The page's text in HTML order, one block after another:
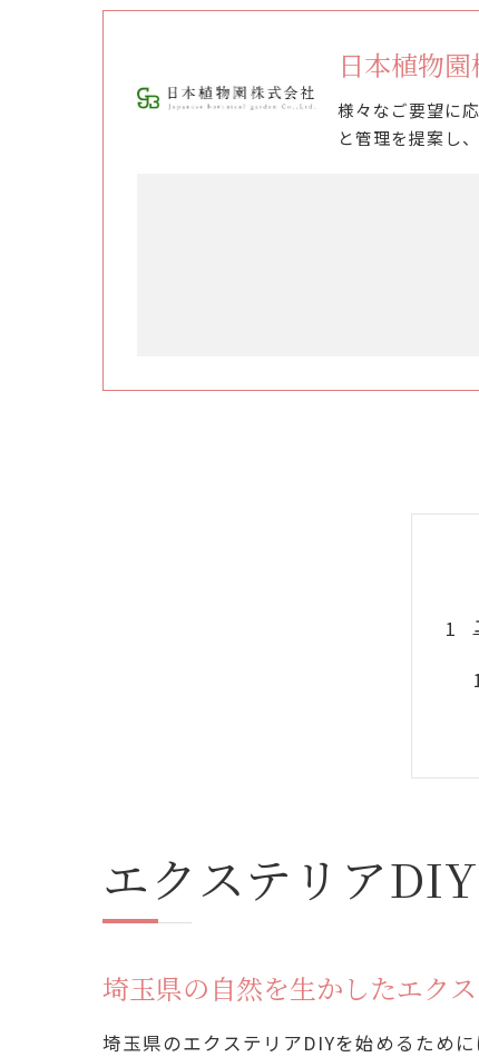
日本植物
様々なご要望に
と管理を提案し
エクステリア
埼玉県の自然を生かしたエク
埼玉県のエクステリアDIYを始めるため